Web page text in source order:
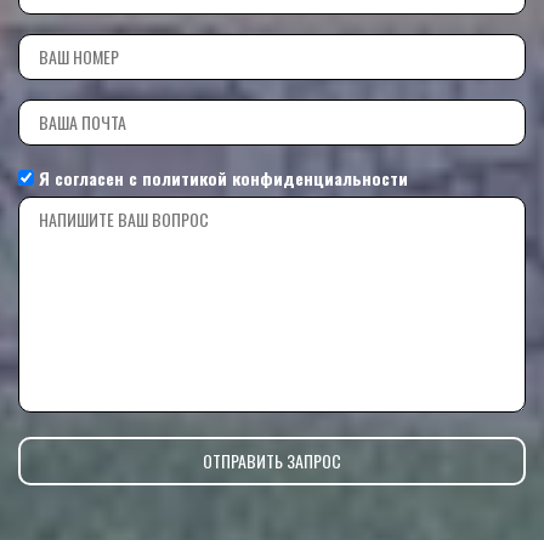
Я согласен с политикой конфиденциальности